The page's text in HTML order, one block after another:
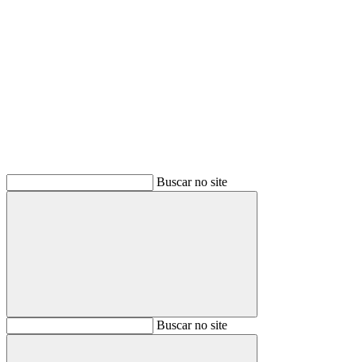
Buscar no site
BuscarBuscar no site